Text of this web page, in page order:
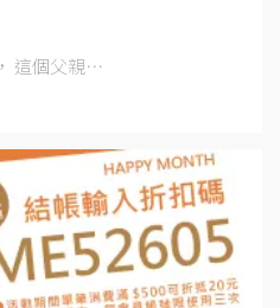
這個父親⋯